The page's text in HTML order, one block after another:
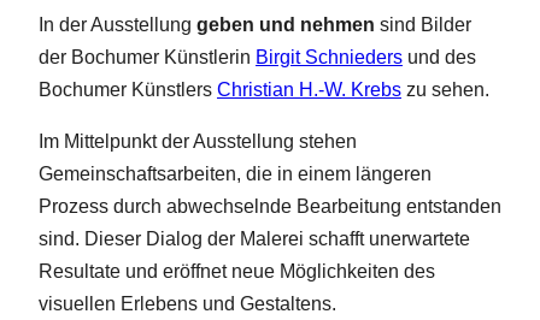
In der Ausstellung geben und nehmen sind Bilder
der Bochumer Künstlerin Birgit Schnieders und des
Bochumer Künstlers Christian H.-W. Krebs zu sehen.
Im Mittelpunkt der Ausstellung stehen
Gemeinschaftsarbeiten, die in einem längeren
Prozess durch abwechselnde Bearbeitung entstanden
sind. Dieser Dialog der Malerei schafft unerwartete
Resultate und eröffnet neue Möglichkeiten des
visuellen Erlebens und Gestaltens.